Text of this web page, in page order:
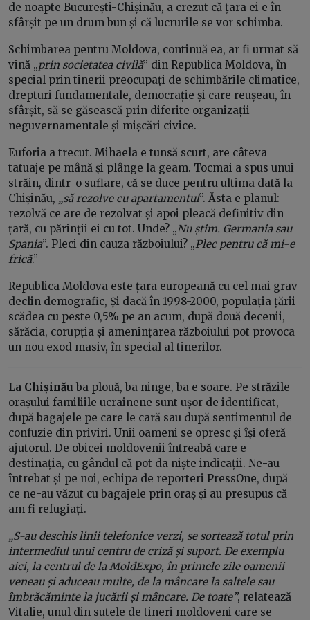
de noapte București-Chișinău, a crezut că țara ei e în
sfârșit pe un drum bun și că lucrurile se vor schimba.
Schimbarea pentru Moldova, continuă ea, ar fi urmat să
vină „prin societatea civilă” din Republica Moldova, în
special prin tinerii preocupați de schimbările climatice,
drepturi fundamentale, democrație și care reușeau, în
sfârșit, să se găsească prin diferite organizații
neguvernamentale și mișcări civice.
Euforia a trecut. Mihaela e tunsă scurt, are câteva
tatuaje pe mână și plânge la geam. Tocmai a spus unui
străin, dintr-o suflare, că se duce pentru ultima dată la
Chișinău, „să rezolve cu apartamentul”. Ăsta e planul:
rezolvă ce are de rezolvat și apoi pleacă definitiv din
țară, cu părinții ei cu tot. Unde? „Nu știm. Germania sau
Spania”. Pleci din cauza războiului? „Plec pentru că mi-e
frică.”
Republica Moldova este țara europeană cu cel mai grav
declin demografic, Și dacă în 1998-2000, populația țării
scădea cu peste 0,5% pe an acum, după două decenii,
sărăcia, corupția și amenințarea războiului pot provoca
un nou exod masiv, în special al tinerilor.
La Chișinău ba plouă, ba ninge, ba e soare. Pe străzile
orașului familiile ucrainene sunt ușor de identificat,
după bagajele pe care le cară sau după sentimentul de
confuzie din priviri. Unii oameni se opresc și își oferă
ajutorul. De obicei moldovenii întreabă care e
destinația, cu gândul că pot da niște indicații. Ne-au
întrebat și pe noi, echipa de reporteri PressOne, după
ce ne-au văzut cu bagajele prin oraș și au presupus că
am fi refugiați.
„S-au deschis linii telefonice verzi, se sortează totul prin
intermediul unui centru de criză și suport. De exemplu
aici, la centrul de la MoldExpo, în primele zile oamenii
veneau și aduceau multe, de la mâncare la saltele sau
îmbrăcăminte la jucării și mâncare. De toate”, relatează
Vitalie, unul din sutele de tineri moldoveni care se